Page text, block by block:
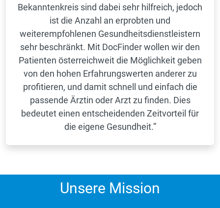
Bekanntenkreis sind dabei sehr hilfreich, jedoch
ist die Anzahl an erprobten und
weiterempfohlenen Gesundheitsdienstleistern
sehr beschränkt. Mit DocFinder wollen wir den
Patienten österreichweit die Möglichkeit geben
von den hohen Erfahrungswerten anderer zu
profitieren, und damit schnell und einfach die
passende Ärztin oder Arzt zu finden. Dies
bedeutet einen entscheidenden Zeitvorteil für
die eigene Gesundheit.”
Unsere Mission